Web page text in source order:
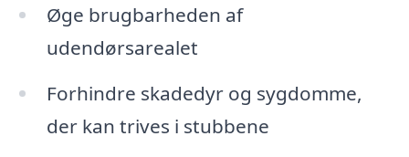
Øge brugbarheden af
udendørsarealet
Forhindre skadedyr og sygdomme,
der kan trives i stubbene